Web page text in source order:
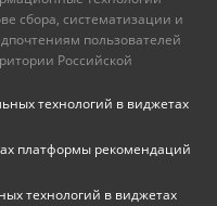
сбора, систематизации и
пользователей
Российской
технологий в виджетах
платформы рекомендаций
технологий в виджетах